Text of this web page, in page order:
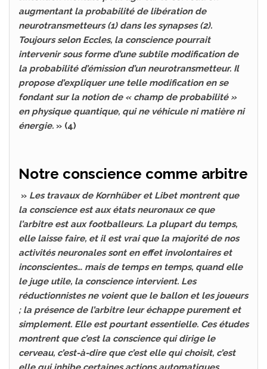
augmentant la probabilité de libération de
neurotransmetteurs (1) dans les synapses (2).
Toujours selon Eccles, la conscience pourrait
intervenir sous forme d’une subtile modification de
la probabilité d’émission d’un neurotransmetteur. Il
propose d’expliquer une telle modification en se
fondant sur la notion de « champ de probabilité »
en physique quantique, qui ne véhicule ni matière ni
énergie. » (4)
Notre conscience comme arbitre
» Les travaux de Kornhüber et Libet montrent que
la conscience est aux états neuronaux ce que
l’arbitre est aux footballeurs. La plupart du temps,
elle laisse faire, et il est vrai que la majorité de nos
activités neuronales sont en effet involontaires et
inconscientes… mais de temps en temps, quand elle
le juge utile, la conscience intervient. Les
réductionnistes ne voient que le ballon et les joueurs
; la présence de l’arbitre leur échappe purement et
simplement. Elle est pourtant essentielle. Ces études
montrent que c’est la conscience qui dirige le
cerveau, c’est-à-dire que c’est elle qui choisit, c’est